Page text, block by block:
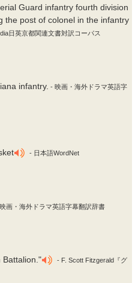
Guard infantry fourth division
the post of colonel in the infantry
日英京都関連文書対訳コーパス
infantry. - 映画・海外ドラマ英語字
- 日本語WordNet
画・海外ドラマ英語字幕翻訳辞書
Battalion."
- F. Scott Fitzgerald『グ